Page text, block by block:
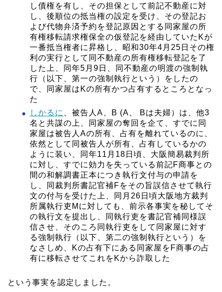
し債権を有し、その担保として前記不動産に対
し、後順位の抵当権の設定を受け、その登記お
よび代物弁済予約を登記原因とする同家屋の所
有権移転請求権保全の仮登記を経由していたKが
一番抵当権者に昇格し、昭和30年4月25日その権
利の実行として同不動産の所有権移転登記を了
した上、同年5月9日、同不動産の明渡の強制執
行（以下、第一の強制執行という）をしたの
で、同家屋はKの所有かつ占有するところとなっ
た
しかるに
、被告人A、B (A、 Bは夫婦）は、他3
名と共謀の上、同家屋の奪回を企て、すでに同
家屋は被告人Aの所有、占有を離れているのに、
依然として同被告人が所有、占有しているかの
ように装い、同年11月18日頃、大阪簡易裁判所
に対し、すでに効力を失っている前記F商事との
間の和解調書正本につき執行文付与の申請を
し、同裁判所書記官補Fをその旨誤信させて執行
文の付与を受けた上、同月26日頃大阪地方裁判
所属執行吏Mに対しても、前示各事実を秘してそ
の執行文を提出し、同執行吏を書記官補同様誤
信させ、そのころ同執行吏をして同家屋に対す
る強制執行（以下、第二の強制執行という）を
なさしめ、Kの占有下にある同家屋をF商事の占
有に移転させてこれをKから詐取した
という事実を認定しました。